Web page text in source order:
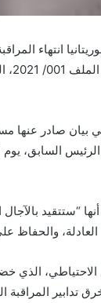
انتهاء
بيان صادر عنها
أنها “ستتقيد
والحفاظ
الاحتياطي،
تدابير المراقبة